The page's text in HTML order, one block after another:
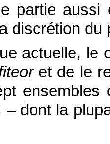
partie
discrétion du
actuelle, le
et de le
ensembles
– dont la